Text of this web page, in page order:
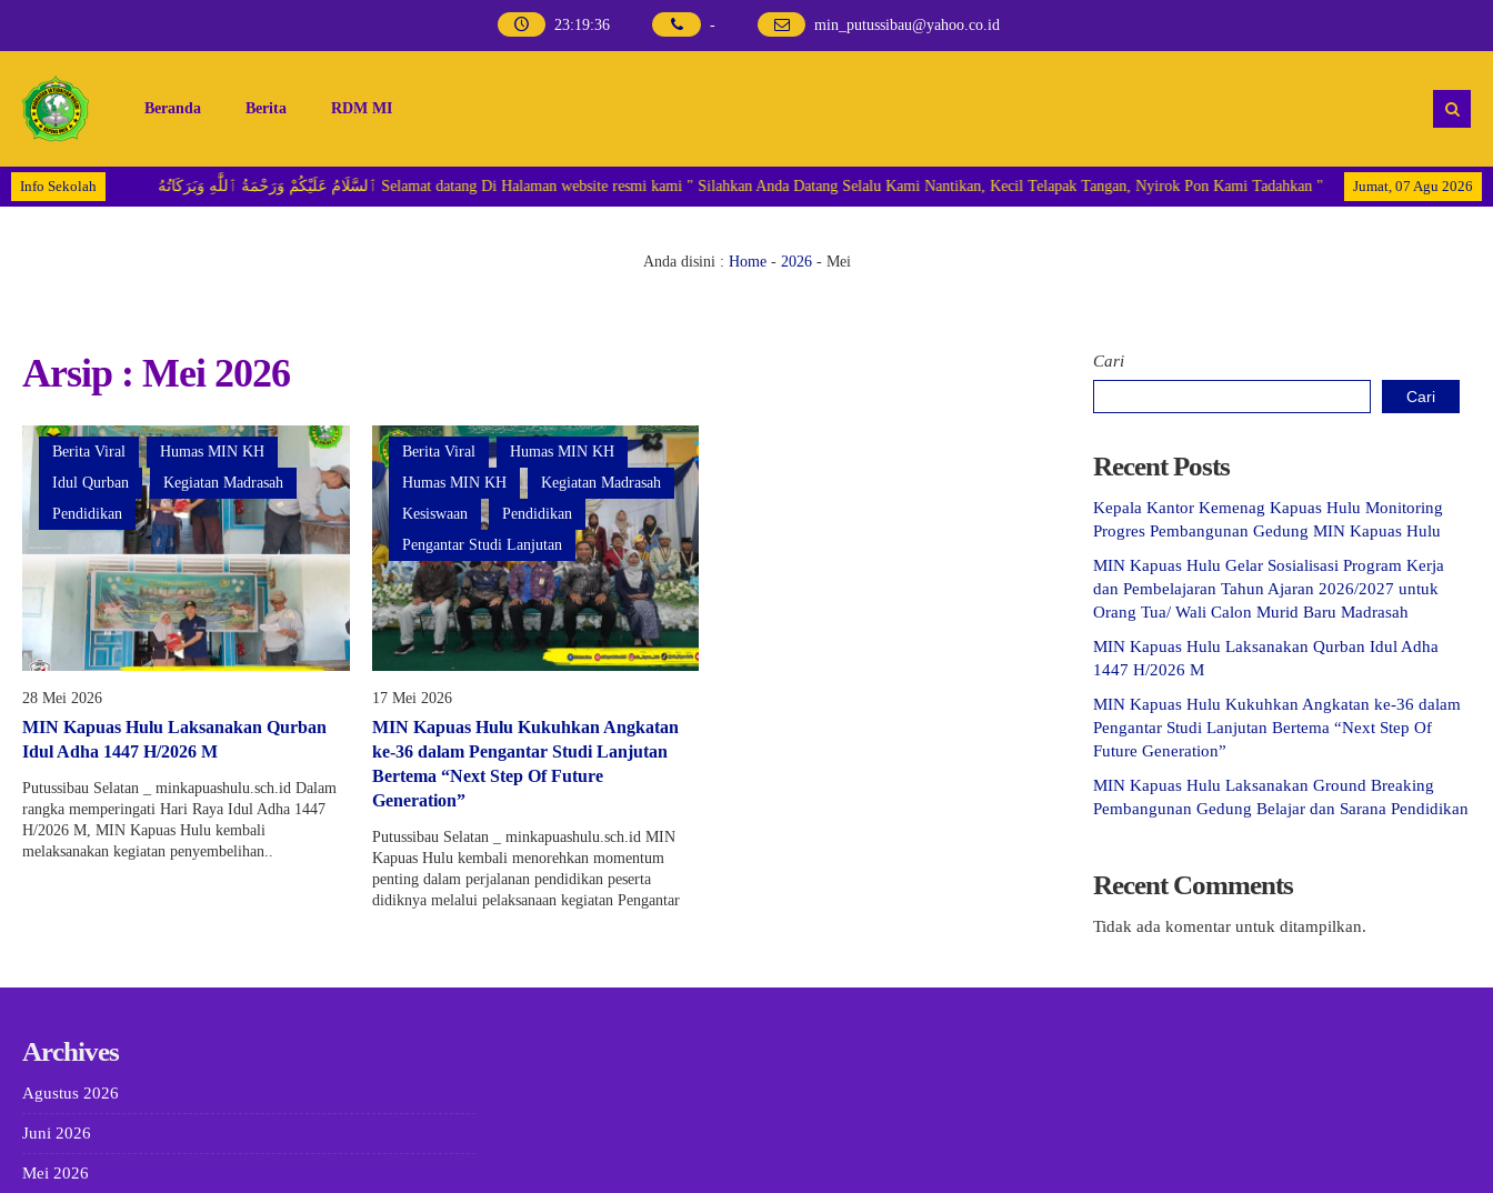
23:19:36 - min_putussibau@yahoo.co.id
Beranda Berita RDM MI
Info Sekolah Jumat, 07 Agu 2026 ٱلسَّلَامُ عَلَيْكُمْ وَرَحْمَةُ ٱللَّٰهِ وَبَرَكَاتُهُ Selamat datang Di Halaman website resmi kami " Silahkan Anda Datang Selalu Kami Nantikan, Kecil Telapak Tangan, Nyirok Pon Kami Tadahkan "
Anda disini : Home- 2026- Mei
Arsip : Mei 2026
Berita Viral
Humas MIN KH
Idul Qurban
Kegiatan Madrasah
Pendidikan
28 Mei 2026
MIN Kapuas Hulu Laksanakan Qurban
Idul Adha 1447 H/2026 M
Putussibau Selatan _ minkapuashulu.sch.id Dalam
rangka memperingati Hari Raya Idul Adha 1447
H/2026 M, MIN Kapuas Hulu kembali
melaksanakan kegiatan penyembelihan..
Berita Viral
Humas MIN KH
Humas MIN KH
Kegiatan Madrasah
Kesiswaan
Pendidikan
Pengantar Studi Lanjutan
17 Mei 2026
MIN Kapuas Hulu Kukuhkan Angkatan
ke-36 dalam Pengantar Studi Lanjutan
Bertema “Next Step Of Future
Generation”
Putussibau Selatan _ minkapuashulu.sch.id MIN
Kapuas Hulu kembali menorehkan momentum
penting dalam perjalanan pendidikan peserta
didiknya melalui pelaksanaan kegiatan Pengantar
Cari
Cari
Recent Posts
Kepala Kantor Kemenag Kapuas Hulu Monitoring
Progres Pembangunan Gedung MIN Kapuas Hulu
MIN Kapuas Hulu Gelar Sosialisasi Program Kerja
dan Pembelajaran Tahun Ajaran 2026/2027 untuk
Orang Tua/ Wali Calon Murid Baru Madrasah
MIN Kapuas Hulu Laksanakan Qurban Idul Adha
1447 H/2026 M
MIN Kapuas Hulu Kukuhkan Angkatan ke-36 dalam
Pengantar Studi Lanjutan Bertema “Next Step Of
Future Generation”
MIN Kapuas Hulu Laksanakan Ground Breaking
Pembangunan Gedung Belajar dan Sarana Pendidikan
Recent Comments
Tidak ada komentar untuk ditampilkan.
Archives
Agustus 2026
Juni 2026
Mei 2026